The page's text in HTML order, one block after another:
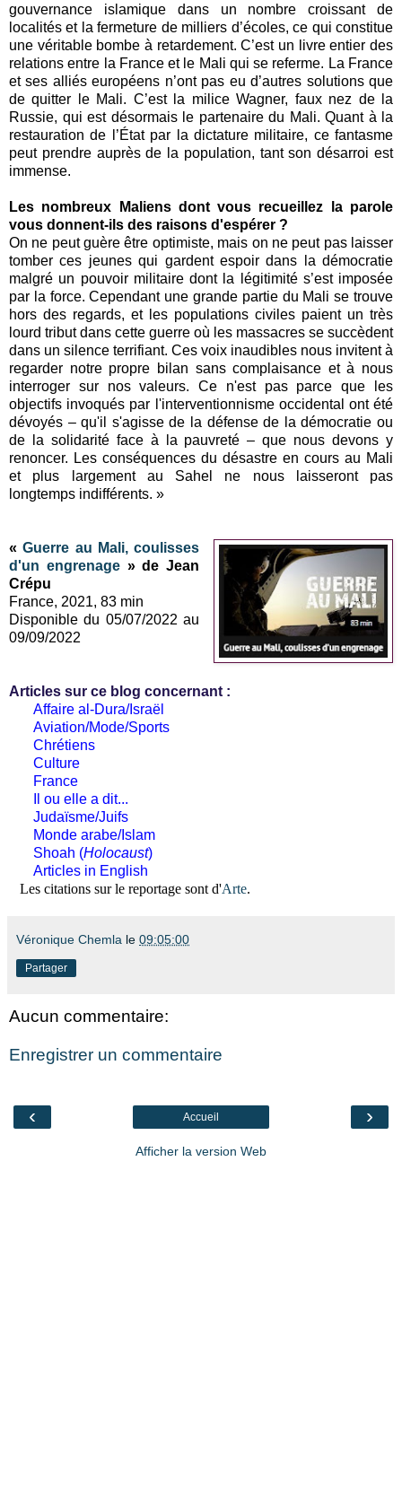
gouvernance islamique dans un nombre croissant de
localités et la fermeture de milliers d’écoles, ce qui constitue
une véritable bombe à retardement. C’est un livre entier des
relations entre la France et le Mali qui se referme. La France
et ses alliés européens n’ont pas eu d’autres solutions que
de quitter le Mali. C’est la milice Wagner, faux nez de la
Russie, qui est désormais le partenaire du Mali. Quant à la
restauration de l’État par la dictature militaire, ce fantasme
peut prendre auprès de la population, tant son désarroi est
immense.
Les nombreux Maliens dont vous recueillez la parole
vous donnent-ils des raisons d'espérer ?
On ne peut guère être optimiste, mais on ne peut pas laisser
tomber ces jeunes qui gardent espoir dans la démocratie
malgré un pouvoir militaire dont la légitimité s’est imposée
par la force. Cependant une grande partie du Mali se trouve
hors des regards, et les populations civiles paient un très
lourd tribut dans cette guerre où les massacres se succèdent
dans un silence terrifiant. Ces voix inaudibles nous invitent à
regarder notre propre bilan sans complaisance et à nous
interroger sur nos valeurs. Ce n'est pas parce que les
objectifs invoqués par l'interventionnisme occidental ont été
dévoyés – qu'il s'agisse de la défense de la démocratie ou
de la solidarité face à la pauvreté – que nous devons y
renoncer. Les conséquences du désastre en cours au Mali
et plus largement au Sahel ne nous laisseront pas
longtemps indifférents. »
«Guerre au Mali, coulisses
d'un engrenage» de Jean
Crépu
France, 2021, 83 min
Disponible du 05/07/2022 au
09/09/2022
Articles sur ce blog concernant :
Affaire al-Dura/Israël
Aviation/Mode/Sports
Chrétiens
Culture
France
Il ou elle a dit...
Judaïsme/Juifs
Monde arabe/Islam
Shoah (Holocaust)
Articles in English
Les citations sur le reportage sont d'Arte.
Véronique Chemla le 09:05:00
Partager
Aucun commentaire:
Enregistrer un commentaire
‹ ›
Accueil
Afficher la version Web